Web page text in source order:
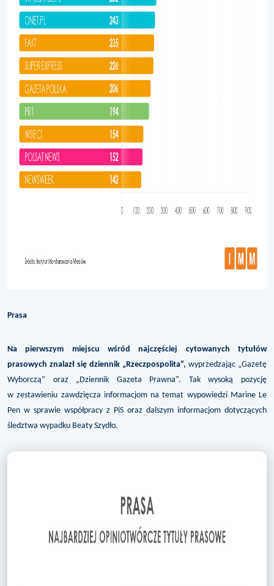
Prasa
Na pierwszym miejscu wśród najczęściej cytowanych tytułów
prasowych znalazł się dziennik „Rzeczpospolita”, wyprzedzając „Gazetę
Wyborczą” oraz „Dziennik Gazeta Prawna”. Tak wysoką pozycję
w zestawieniu zawdzięcza informacjom na temat wypowiedzi Marine Le
Pen w sprawie współpracy z PiS oraz dalszym informacjom dotyczących
śledztwa wypadku Beaty Szydło.